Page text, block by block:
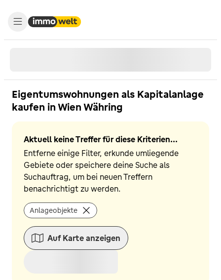
Eigentumswohnungen als Kapitalanlage
kaufen in Wien Währing
Aktuell keine Treffer für diese Kriterien...
Entferne einige Filter, erkunde umliegende
Gebiete oder speichere deine Suche als
Suchauftrag, um bei neuen Treffern
benachrichtigt zu werden.
Anlageobjekte
Auf Karte anzeigen